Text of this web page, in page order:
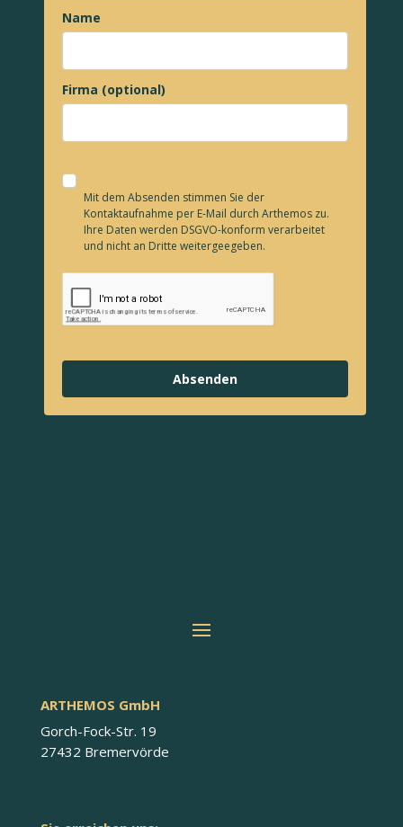
Name
Firma (optional)
Mit dem Absenden stimmen Sie der
Kontaktaufnahme per E-Mail durch Arthemos zu.
Ihre Daten werden DSGVO-konform verarbeitet
und nicht an Dritte weitergeegeben.
Absenden
ARTHEMOS GmbH
Gorch-Fock-Str. 19
27432 Bremervörde